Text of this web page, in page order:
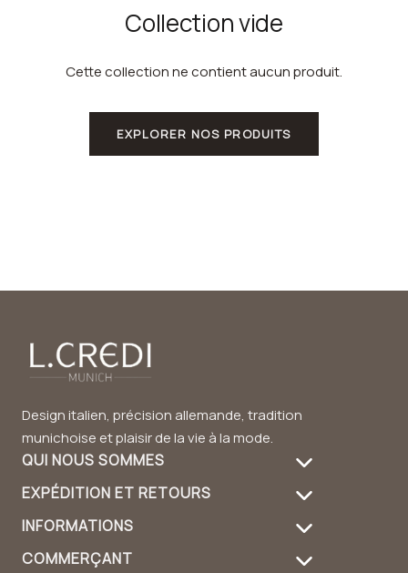
Collection vide
Cette collection ne contient aucun produit.
EXPLORER NOS PRODUITS
Design italien, précision allemande, tradition
munichoise et plaisir de la vie à la mode.
QUI NOUS SOMMES
À propos de nous
Entretien des produits
Guide du sac à main
EXPÉDITION ET RETOURS
Informations de livraison
Retours
INFORMATIONS
FAQ
COMMERÇANT